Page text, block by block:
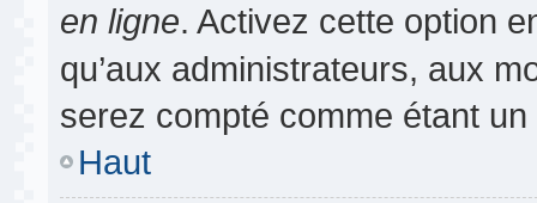
en ligne. Activez cette option
qu’aux administrateurs, aux
serez compté comme étant
Haut